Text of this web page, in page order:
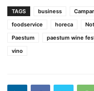
TAGS business
foodservice
horeca
Paestum
paestum wine
vino